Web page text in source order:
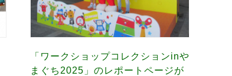
「ワークショップコレクションinや
まぐち2025」のレポートページが